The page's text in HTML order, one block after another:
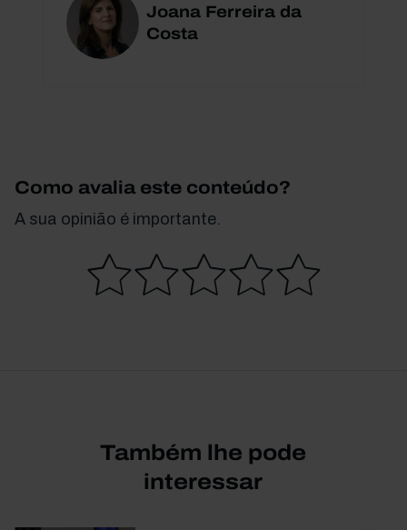
Joana Ferreira da
Costa
Como avalia este conteúdo?
A sua opinião é importante.
Também lhe pode
interessar